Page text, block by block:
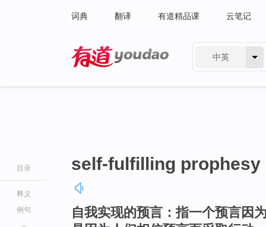
词典 翻译 有道精品课 云笔记
中英
目录
释义
例句
self-fulfilling prophesy
自我实现的预言：指一个预言因